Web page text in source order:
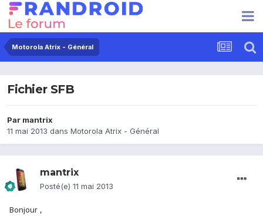
Motorola Atrix - Général
Fichier SFB
Par mantrix
11 mai 2013 dans Motorola Atrix - Général
mantrix
Posté(e) 11 mai 2013
Bonjour ,